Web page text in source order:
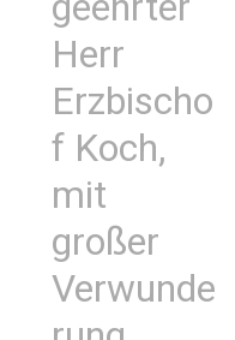
Herr
Erzbischo
f Koch,
mit
großer
Verwunde